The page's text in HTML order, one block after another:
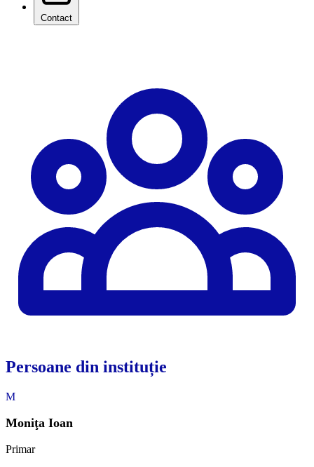
Contact
Persoane din instituție
M
Moniţa Ioan
Primar